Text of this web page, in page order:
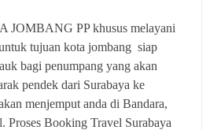
JOMBANG PP khusus melayani
tujuan kota jombang siap
bagi penumpang yang akan
pendek dari Surabaya ke
menjemput anda di Bandara,
Proses Booking Travel Surabaya